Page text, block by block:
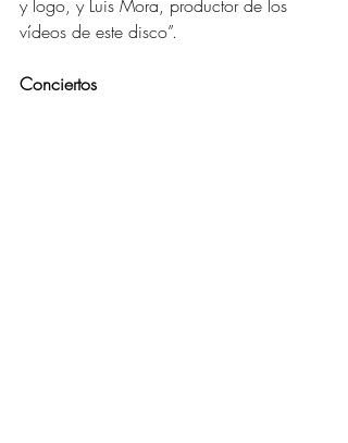
y logo, y Luis Mora, productor de los
vídeos de este disco”.
Conciertos